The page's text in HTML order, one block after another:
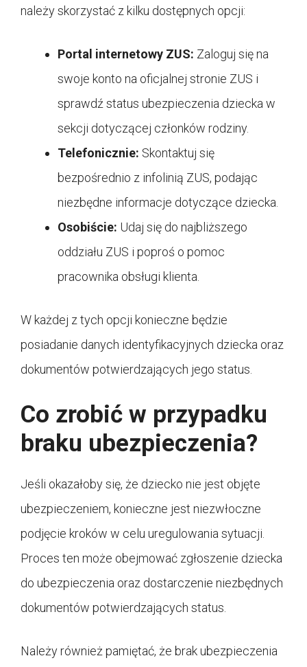
należy skorzystać z kilku dostępnych opcji:
Portal internetowy ZUS: Zaloguj się na
swoje konto na oficjalnej stronie ZUS i
sprawdź status ubezpieczenia dziecka w
sekcji dotyczącej członków rodziny.
Telefonicznie: Skontaktuj się
bezpośrednio z infolinią ZUS, podając
niezbędne informacje dotyczące dziecka.
Osobiście: Udaj się do najbliższego
oddziału ZUS i poproś o pomoc
pracownika obsługi klienta.
W każdej z tych opcji konieczne będzie
posiadanie danych identyfikacyjnych dziecka oraz
dokumentów potwierdzających jego status.
Co zrobić w przypadku
braku ubezpieczenia?
Jeśli okazałoby się, że dziecko nie jest objęte
ubezpieczeniem, konieczne jest niezwłoczne
podjęcie kroków w celu uregulowania sytuacji.
Proces ten może obejmować zgłoszenie dziecka
do ubezpieczenia oraz dostarczenie niezbędnych
dokumentów potwierdzających status.
Należy również pamiętać, że brak ubezpieczenia